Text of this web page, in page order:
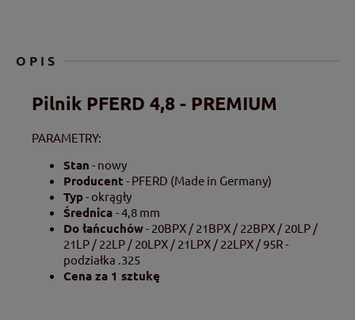
OPIS
Pilnik PFERD 4,8 - PREMIUM
PARAMETRY:
Stan - nowy
Producent - PFERD (Made in Germany)
Typ- okrągły
Średnica - 4,8 mm
Do łańcuchów- 20BPX / 21BPX / 22BPX / 20LP /
21LP / 22LP / 20LPX / 21LPX / 22LPX / 95R -
podziałka .325
Cena za 1 sztukę